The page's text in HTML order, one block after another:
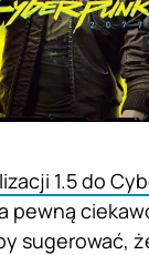
1.5 do
pewną
sugerować,